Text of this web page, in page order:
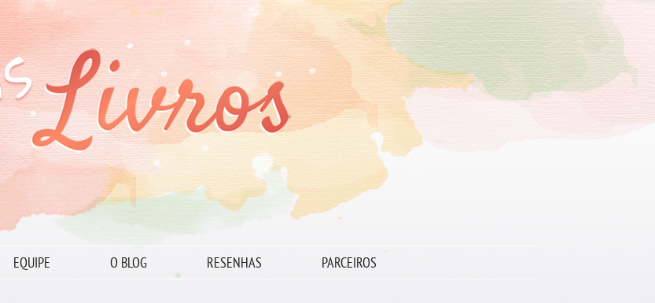
EQUIPE O BLOG RESENHAS PARCEIROS